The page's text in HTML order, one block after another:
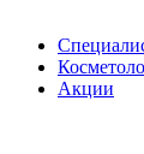
Акции